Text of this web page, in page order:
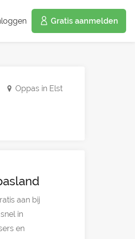
Gratis aanmelden
Oppas in Elst
aan bij
in
en